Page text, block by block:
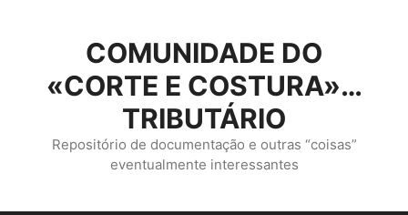
conteúdo
COMUNIDADE DO
«CORTE E COSTURA»…
TRIBUTÁRIO
Repositório de documentação e outras “coisas”
eventualmente interessantes